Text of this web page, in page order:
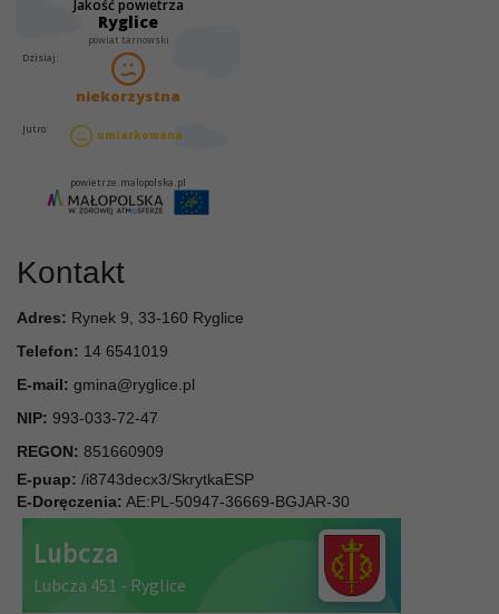
Kontakt
Adres: Rynek 9, 33-160 Ryglice
Telefon: 14 6541019
E-mail: gmina@ryglice.pl
NIP: 993-033-72-47
REGON: 851660909
E-puap: /i8743decx3/SkrytkaESP
E-Doręczenia: AE:PL-50947-36669-BGJAR-30